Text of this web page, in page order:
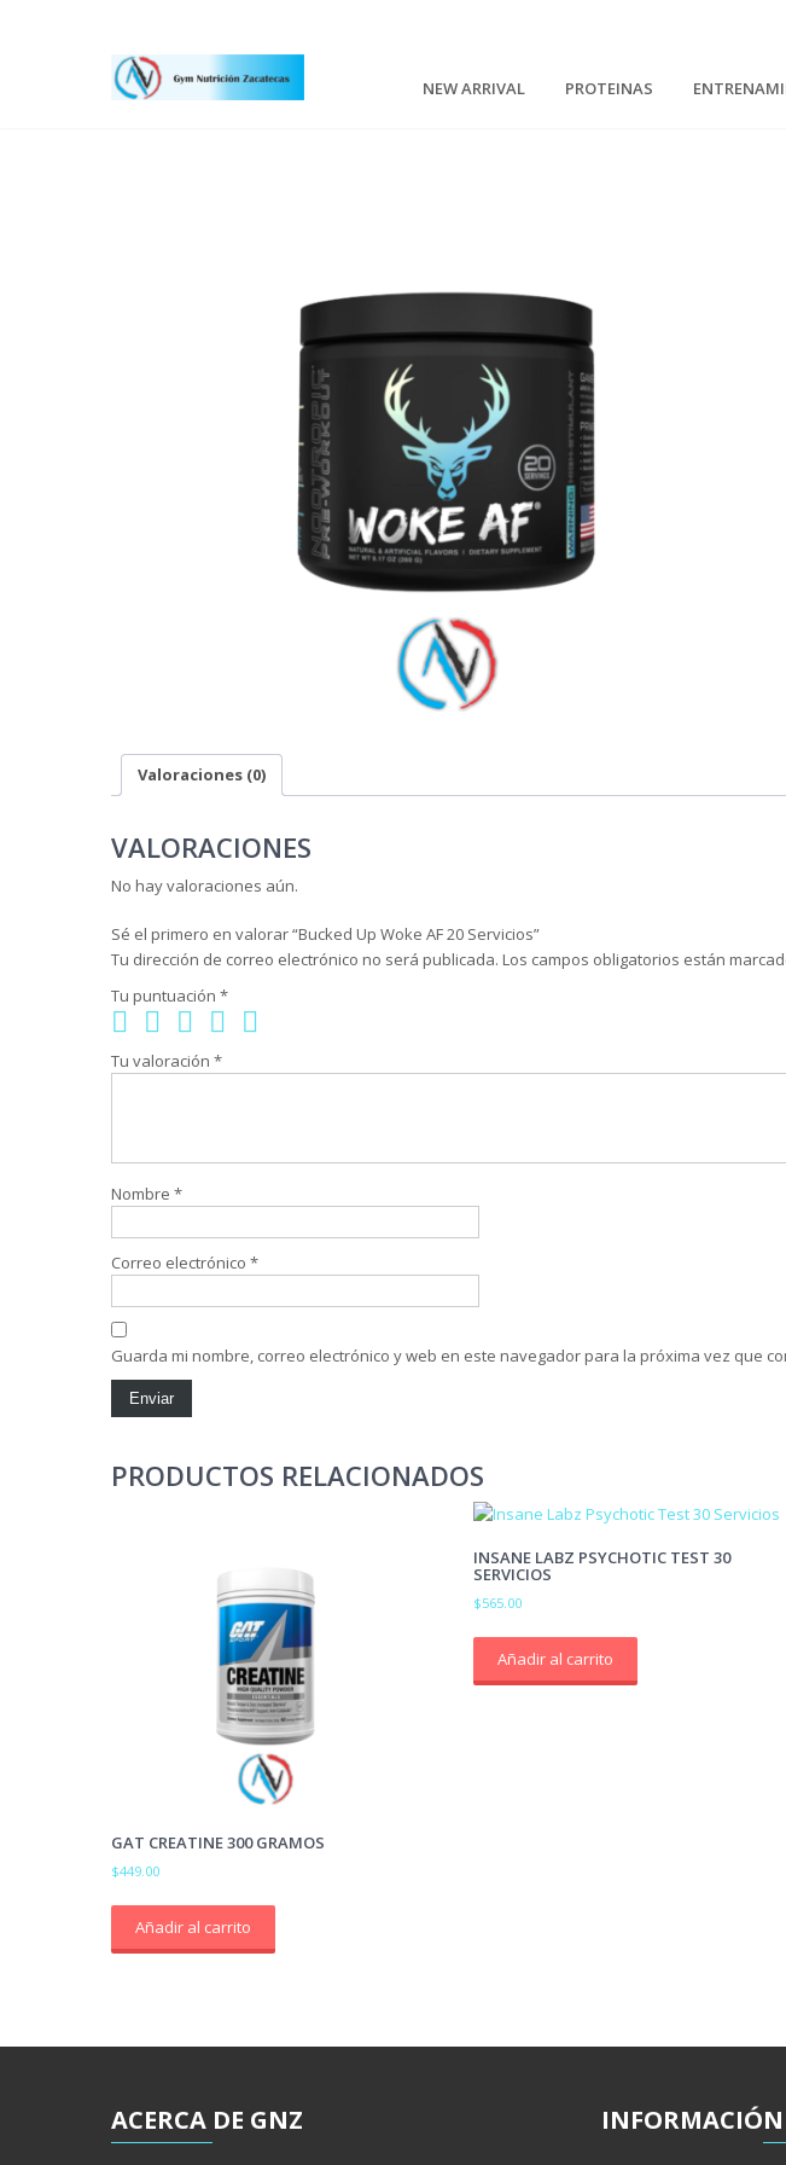
NEW ARRIVAL PROTEINAS
Valoraciones (0)
VALORACIONES
No hay valoraciones aún.
Sé el primero en valorar “Bucked Up Woke AF 20 Servicios”
Tu dirección de correo electrónico no será publicada. Los campos obligatorios están
Tu puntuación *
Tu valoración *
Nombre *
Correo electrónico *
Guarda mi nombre, correo electrónico y web en este navegador para la próxima vez que
PRODUCTOS RELACIONADOS
GAT CREATINE 300 GRAMOS
$449.00
Añadir al carrito
INSANE LABZ PSYCHOTIC TEST 30
SERVICIOS
$565.00
Añadir al carrito
ACERCA DE GNZ INFORMACIÓN